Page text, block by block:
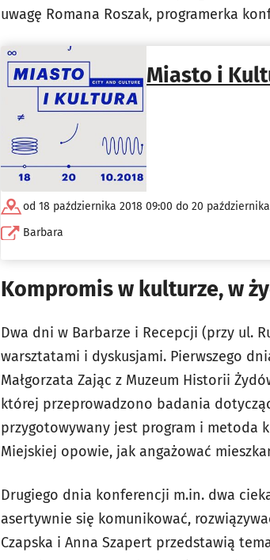
uwagę Romana Roszak, programerka
Miasto i
od 18 października 2018 09:00 do 20 października
Barbara
Kompromis w kulturze, w
Dwa dni w Barbarze i Recepcji (przy ul.
warsztatami i dyskusjami. Pierwszego
Małgorzata Zając z Muzeum Historii
której przeprowadzono badania
przygotowywany jest program i metoda
Miejskiej opowie, jak angażować
Drugiego dnia konferencji m.in. dwa
asertywnie się komunikować,
Czapska i Anna Szapert przedstawią